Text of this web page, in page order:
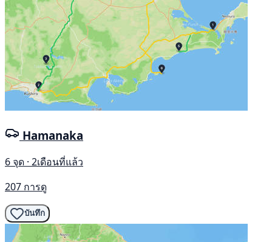
Hamanaka
6 จุด · 2เดือนที่แล้ว
207 การดู
บันทึก